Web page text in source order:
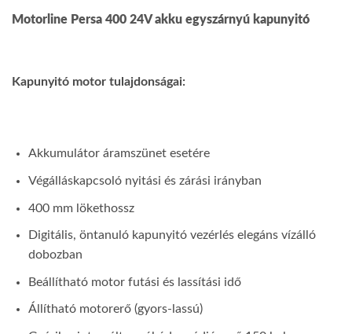
Motorline Persa 400 24V akku egyszárnyú kapunyitó
Kapunyitó motor tulajdonságai:
Akkumulátor áramszünet esetére
Végálláskapcsoló nyitási és zárási irányban
400 mm lökethossz
Digitális, öntanuló kapunyitó vezérlés elegáns vízálló
dobozban
Beállítható motor futási és lassítási idő
Állítható motorerő (gyors-lassú)